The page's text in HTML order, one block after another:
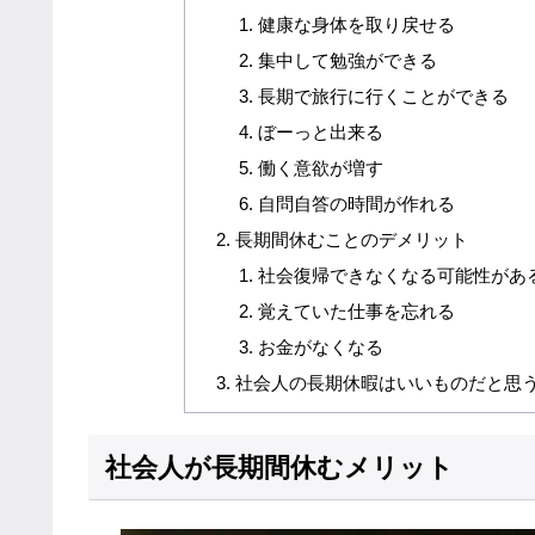
健康な身体を取り戻せる
集中して勉強ができる
長期で旅行に行くことができる
ぼーっと出来る
働く意欲が増す
自問自答の時間が作れる
長期間休むことのデメリット
社会復帰できなくなる可能性があ
覚えていた仕事を忘れる
お金がなくなる
社会人の長期休暇はいいものだと思
社会人が長期間休むメリット